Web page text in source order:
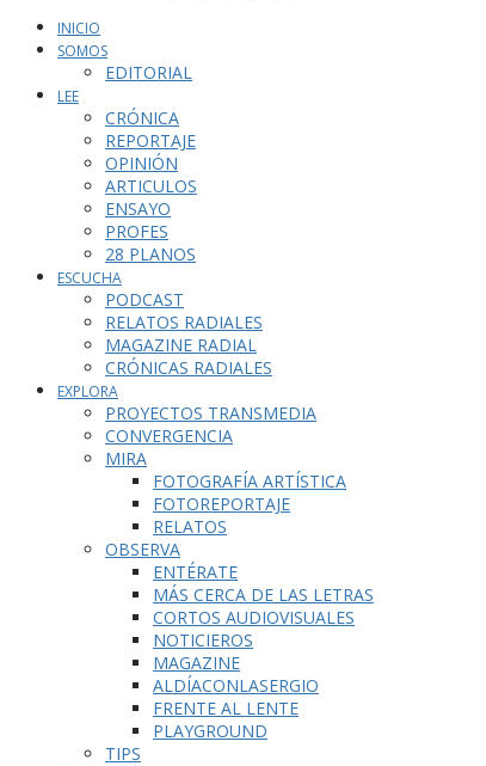
INICIO
SOMOS
EDITORIAL
LEE
CRÓNICA
REPORTAJE
OPINIÓN
ARTICULOS
ENSAYO
PROFES
28 PLANOS
ESCUCHA
PODCAST
RELATOS RADIALES
MAGAZINE RADIAL
CRÓNICAS RADIALES
EXPLORA
PROYECTOS TRANSMEDIA
CONVERGENCIA
MIRA
FOTOGRAFÍA ARTÍSTICA
FOTOREPORTAJE
RELATOS
OBSERVA
ENTÉRATE
MÁS CERCA DE LAS LETRAS
CORTOS AUDIOVISUALES
NOTICIEROS
MAGAZINE
ALDÍACONLASERGIO
FRENTE AL LENTE
PLAYGROUND
TIPS